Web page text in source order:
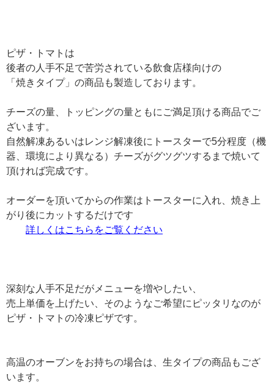
ピザ・トマトは
後者の人手不足で苦労されている飲食店様向けの
「焼きタイプ」の商品も製造しております。
チーズの量、トッピングの量ともにご満足頂ける商品でご
ざいます。
自然解凍あるいはレンジ解凍後にトースターで5分程度（機
器、環境により異なる）チーズがグツグツするまで焼いて
頂ければ完成です。
オーダーを頂いてからの作業はトースターに入れ、焼き上
がり後にカットするだけです
詳しくはこちらをご覧ください
深刻な人手不足だがメニューを増やしたい、
売上単価を上げたい、そのようなご希望にピッタリなのが
ピザ・トマトの冷凍ピザです。
高温のオーブンをお持ちの場合は、生タイプの商品もござ
います。